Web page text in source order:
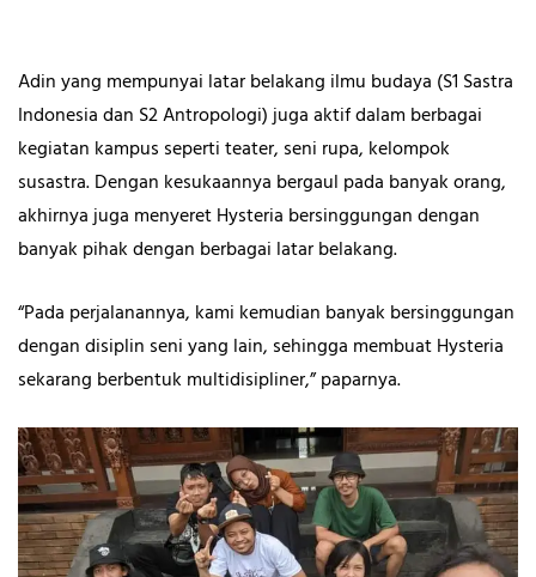
Adin yang mempunyai latar belakang ilmu budaya (S1 Sastra
Indonesia dan S2 Antropologi) juga aktif dalam berbagai
kegiatan kampus seperti teater, seni rupa, kelompok
susastra. Dengan kesukaannya bergaul pada banyak orang,
akhirnya juga menyeret Hysteria bersinggungan dengan
banyak pihak dengan berbagai latar belakang.
“Pada perjalanannya, kami kemudian banyak bersinggungan
dengan disiplin seni yang lain, sehingga membuat Hysteria
sekarang berbentuk multidisipliner,” paparnya.